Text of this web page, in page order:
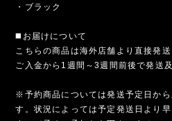
・ブラック
◼️お届けについて
こちらの商品は海外店舗より直接発送
ご入金から1週間～3週間前後で発送
※予約商品については発送予定日か
す。状況によっては予定発送日より